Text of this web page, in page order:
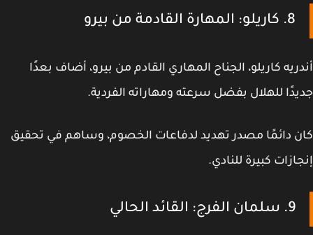
كاريلو، الجناح المهاري القادم من بيرو، أضاف بعدًا
للهلال بفضل سرعته ومهاراته الفردية.
دائمًا مصدر تهديد لدفاعات الخصوم، وساهم في تحقيق
كبيرة للنادي.